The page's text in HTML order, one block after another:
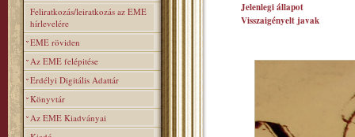
Feliratkozás/leiratkozás az EME
hírlevelére
EME röviden
Az EME felépitése
Erdélyi Digitális Adattár
Könyvtár
Az EME Kiadványai
Jelenlegi állapot
Visszaigényelt javak